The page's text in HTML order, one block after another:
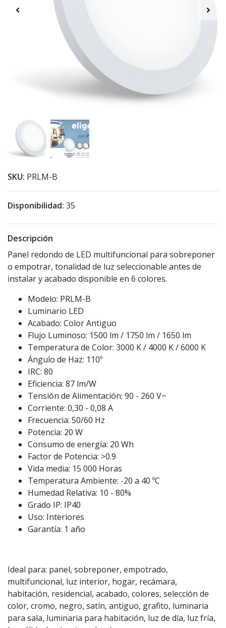
SKU: PRLM-B
Disponibilidad: 35
Descripción
Panel redondo de LED multifuncional para sobreponer
o empotrar, tonalidad de luz seleccionable antes de
instalar y acabado disponible en 6 colores.
Modelo: PRLM-B
Luminario LED
Acabado: Color Antiguo
Flujo Luminoso: 1500 lm / 1750 lm / 1650 lm
Temperatura de Color: 3000 K / 4000 K / 6000 K
Ángulo de Haz: 110º
IRC: 80
Eficiencia: 87 lm/W
Tensión de Alimentación: 90 - 260 V~
Corriente: 0,30 - 0,08 A
Frecuencia: 50/60 Hz
Potencia: 20 W
Consumo de energía: 20 Wh
Factor de Potencia: >0.9
Vida media: 15 000 Horas
Temperatura Ambiente: -20 a 40 ºC
Humedad Relativa: 10 - 80%
Grado IP: IP40
Uso: Interiores
Garantía: 1 año
Ideal para: panel, sobreponer, empotrado,
multifuncional, luz interior, hogar, recámara,
habitación, residencial, acabado, colores, selección de
color, cromo, negro, satín, antiguo, grafito, luminaria
para sala, luminaria para habitación, luz de día, luz fría,